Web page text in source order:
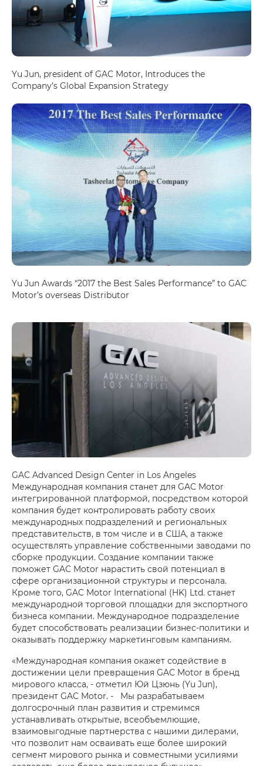
Yu Jun, president of GAC Motor, Introduces the
Company’s Global Expansion Strategy
Yu Jun Awards “2017 the Best Sales Performance” to GAC
Motor’s overseas Distributor
GAC Advanced Design Center in Los Angeles
Международная компания станет для GAC Motor
интегрированной платформой, посредством которой
компания будет контролировать работу своих
международных подразделений и региональных
представительств, в том числе и в США, а также
осуществлять управление собственными заводами по
сборке продукции. Создание компании также
поможет GAC Motor нарастить свой потенциал в
сфере организационной структуры и персонала.
Кроме того, GAC Motor International (HK) Ltd. станет
международной торговой площадки для экспортного
бизнеса компании. Международное подразделение
будет способствовать реализации бизнес-политики и
оказывать поддержку маркетинговым кампаниям.
«Международная компания окажет содействие в
достижении цели превращения GAC Motor в бренд
мирового класса, - отметил Юй Цзюнь (Yu Jun),
президент GAC Motor. - Мы разрабатываем
долгосрочный план развития и стремимся
устанавливать открытые, всеобъемлющие,
взаимовыгодные партнерства с нашими дилерами,
что позволит нам осваивать еще более широкий
сегмент мирового рынка и совместными усилиями